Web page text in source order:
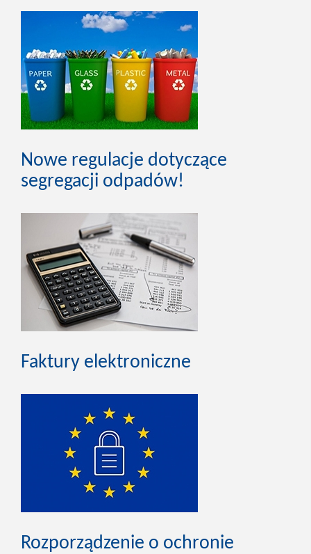
Nowe regulacje dotyczące
segregacji odpadów!
Faktury elektroniczne
Rozporządzenie o ochronie